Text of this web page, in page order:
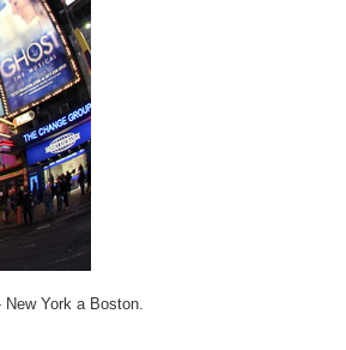
York a Boston.